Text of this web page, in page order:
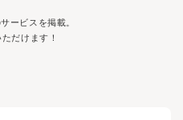
ービスを掲載。
だけます！